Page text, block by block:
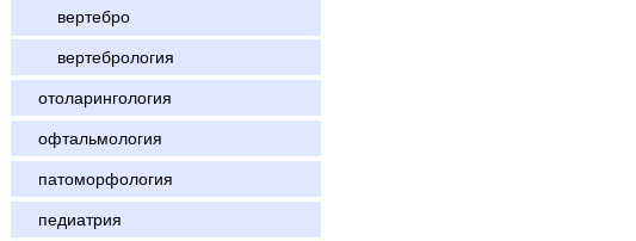
вертебро
вертебрология
отоларингология
офтальмология
патоморфология
педиатрия